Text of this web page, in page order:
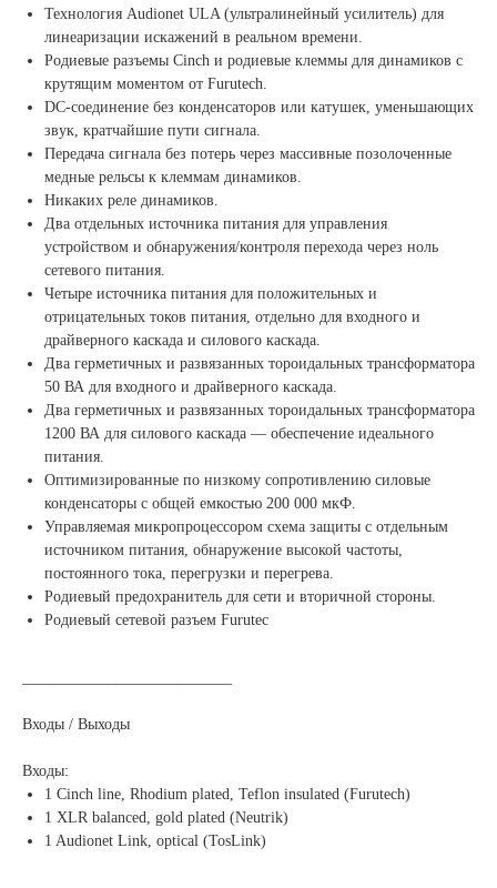
Технология Audionet ULA (ультралинейный усилитель) для
линеаризации искажений в реальном времени.
Родиевые разъемы Cinch и родиевые клеммы для динамиков с
крутящим моментом от Furutech.
DC-соединение без конденсаторов или катушек, уменьшающих
звук, кратчайшие пути сигнала.
Передача сигнала без потерь через массивные позолоченные
медные рельсы к клеммам динамиков.
Никаких реле динамиков.
Два отдельных источника питания для управления
устройством и обнаружения/контроля перехода через ноль
сетевого питания.
Четыре источника питания для положительных и
отрицательных токов питания, отдельно для входного и
драйверного каскада и силового каскада.
Два герметичных и развязанных тороидальных трансформатора
50 ВА для входного и драйверного каскада.
Два герметичных и развязанных тороидальных трансформатора
1200 ВА для силового каскада — обеспечение идеального
питания.
Оптимизированные по низкому сопротивлению силовые
конденсаторы с общей емкостью 200 000 мкФ.
Управляемая микропроцессором схема защиты с отдельным
источником питания, обнаружение высокой частоты,
постоянного тока, перегрузки и перегрева.
Родиевый предохранитель для сети и вторичной стороны.
Родиевый сетевой разъем Furutec
Входы / Выходы
Входы:
1 Cinch line, Rhodium plated, Teflon insulated (Furutech)
1 XLR balanced, gold plated (Neutrik)
1 Audionet Link, optical (TosLink)